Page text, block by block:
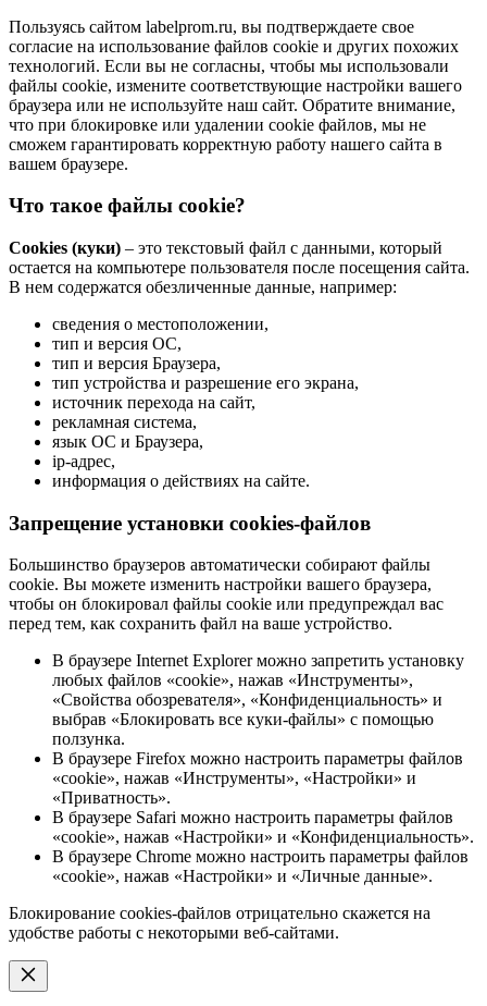
Пользуясь сайтом labelprom.ru, вы подтверждаете свое
согласие на использование файлов cookie и других похожих
технологий. Если вы не согласны, чтобы мы использовали
файлы cookie, измените соответствующие настройки вашего
браузера или не используйте наш сайт. Обратите внимание,
что при блокировке или удалении cookie файлов, мы не
сможем гарантировать корректную работу нашего сайта в
вашем браузере.
Что такое файлы cookie?
Cookies (куки) – это текстовый файл с данными, который
остается на компьютере пользователя после посещения сайта.
В нем содержатся обезличенные данные, например:
сведения о местоположении,
тип и версия ОС,
тип и версия Браузера,
тип устройства и разрешение его экрана,
источник перехода на сайт,
рекламная система,
язык ОС и Браузера,
ip-адрес,
информация о действиях на сайте.
Запрещение установки cookies-файлов
Большинство браузеров автоматически собирают файлы
cookie. Вы можете изменить настройки вашего браузера,
чтобы он блокировал файлы cookie или предупреждал вас
перед тем, как сохранить файл на ваше устройство.
В браузере Internet Explorer можно запретить установку
любых файлов «cookie», нажав «Инструменты»,
«Свойства обозревателя», «Конфиденциальность» и
выбрав «Блокировать все куки-файлы» с помощью
ползунка.
В браузере Firefox можно настроить параметры файлов
«cookie», нажав «Инструменты», «Настройки» и
«Приватность».
В браузере Safari можно настроить параметры файлов
«cookie», нажав «Настройки» и «Конфиденциальность».
В браузере Chrome можно настроить параметры файлов
«cookie», нажав «Настройки» и «Личные данные».
Блокирование cookies-файлов отрицательно скажется на
удобстве работы с некоторыми веб-сайтами.